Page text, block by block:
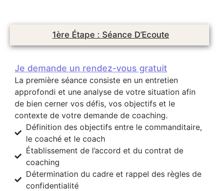
1ère Étape : Séance D’Ecoute
Je demande un rendez-vous gratuit
La première séance consiste en un entretien
approfondi et une analyse de votre situation afin
de bien cerner vos défis, vos objectifs et le
contexte de votre demande de coaching.
Définition des objectifs entre le commanditaire,
le coaché et le coach
Établissement de l’accord et du contrat de
coaching
Détermination du cadre et rappel des règles de
confidentialité